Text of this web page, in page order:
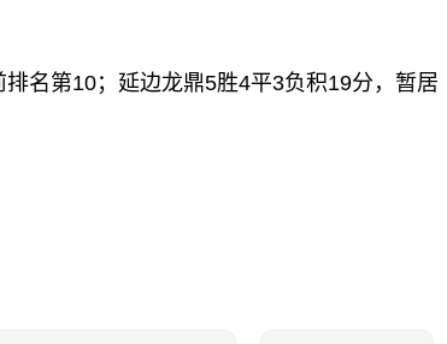
名第10；延边龙鼎5胜4平3负积19分，暂居